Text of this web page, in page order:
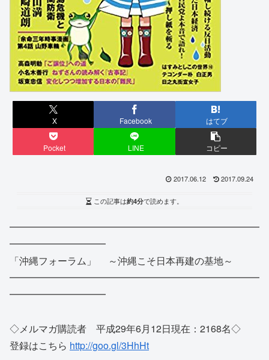
X Facebook はてブ
Pocket LINE コピー
2017.06.12 2017.09.24
この記事は約4分で読めます。
━━━━━━━━━━━━━━━━━━━━━━━━━━
━━━━━━━━━━
「沖縄フォーラム」 ～沖縄こそ日本再建の基地～
━━━━━━━━━━━━━━━━━━━━━━━━━━
━━━━━━━━━━
◇メルマガ購読者 平成29年6月12日現在：2168名◇
登録はこちら http://goo.gl/3HhHt